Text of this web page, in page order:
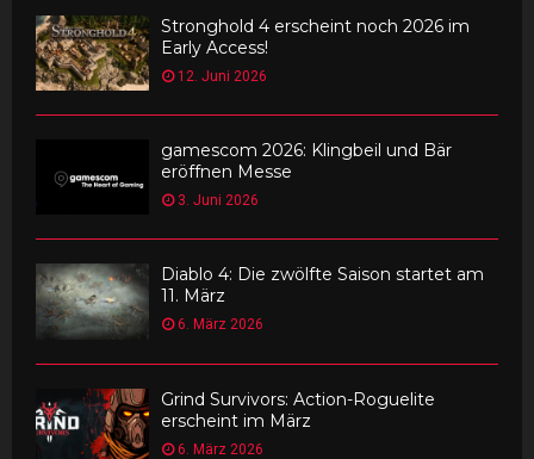
Stronghold 4 erscheint noch 2026 im
Early Access!
12. Juni 2026
gamescom 2026: Klingbeil und Bär
eröffnen Messe
3. Juni 2026
Diablo 4: Die zwölfte Saison startet am
11. März
6. März 2026
Grind Survivors: Action-Roguelite
erscheint im März
6. März 2026